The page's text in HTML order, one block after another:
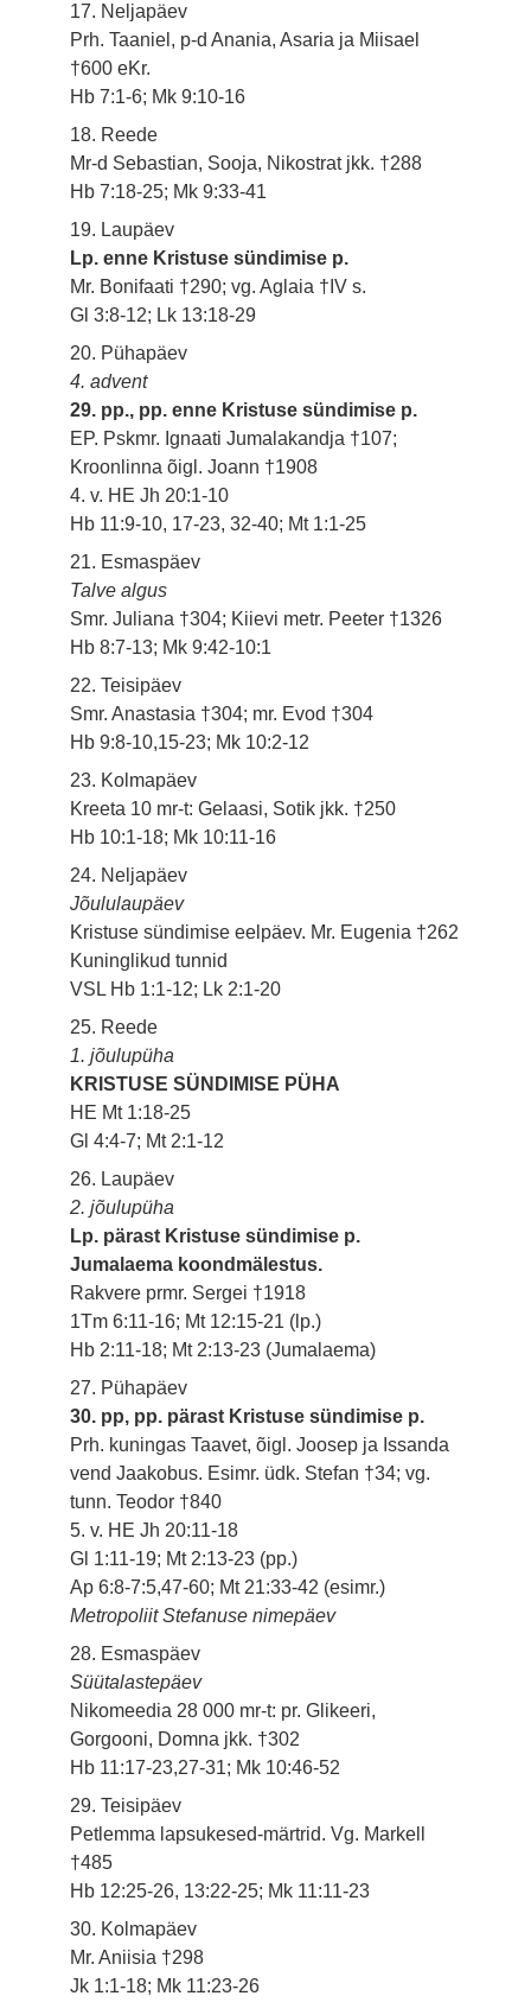
17. Neljapäev
Prh. Taaniel, p-d Anania, Asaria ja Miisael
†600 eKr.
Hb 7:1-6; Mk 9:10-16
18. Reede
Mr-d Sebastian, Sooja, Nikostrat jkk. †288
Hb 7:18-25; Mk 9:33-41
19. Laupäev
Lp. enne Kristuse sündimise p.
Mr. Bonifaati †290; vg. Aglaia †IV s.
Gl 3:8-12; Lk 13:18-29
20. Pühapäev
4. advent
29. pp., pp. enne Kristuse sündimise p.
EP. Pskmr. Ignaati Jumalakandja †107;
Kroonlinna õigl. Joann †1908
4. v. HE Jh 20:1-10
Hb 11:9-10, 17-23, 32-40; Mt 1:1-25
21. Esmaspäev
Talve algus
Smr. Juliana †304; Kiievi metr. Peeter †1326
Hb 8:7-13; Mk 9:42-10:1
22. Teisipäev
Smr. Anastasia †304; mr. Evod †304
Hb 9:8-10,15-23; Mk 10:2-12
23. Kolmapäev
Kreeta 10 mr-t: Gelaasi, Sotik jkk. †250
Hb 10:1-18; Mk 10:11-16
24. Neljapäev
Jõululaupäev
Kristuse sündimise eelpäev. Mr. Eugenia †262
Kuninglikud tunnid
VSL Hb 1:1-12; Lk 2:1-20
25. Reede
1. jõulupüha
KRISTUSE SÜNDIMISE PÜHA
HE Mt 1:18-25
Gl 4:4-7; Mt 2:1-12
26. Laupäev
2. jõulupüha
Lp. pärast Kristuse sündimise p.
Jumalaema koondmälestus.
Rakvere prmr. Sergei †1918
1Tm 6:11-16; Mt 12:15-21 (lp.)
Hb 2:11-18; Mt 2:13-23 (Jumalaema)
27. Pühapäev
30. pp, pp. pärast Kristuse sündimise p.
Prh. kuningas Taavet, õigl. Joosep ja Issanda
vend Jaakobus. Esimr. üdk. Stefan †34; vg.
tunn. Teodor †840
5. v. HE Jh 20:11-18
Gl 1:11-19; Mt 2:13-23 (pp.)
Ap 6:8-7:5,47-60; Mt 21:33-42 (esimr.)
Metropoliit Stefanuse nimepäev
28. Esmaspäev
Süütalastepäev
Nikomeedia 28 000 mr-t: pr. Glikeeri,
Gorgooni, Domna jkk. †302
Hb 11:17-23,27-31; Mk 10:46-52
29. Teisipäev
Petlemma lapsukesed-märtrid. Vg. Markell
†485
Hb 12:25-26, 13:22-25; Mk 11:11-23
30. Kolmapäev
Mr. Aniisia †298
Jk 1:1-18; Mk 11:23-26